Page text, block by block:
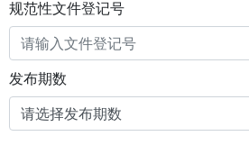
规范性文件登记号
发布期数